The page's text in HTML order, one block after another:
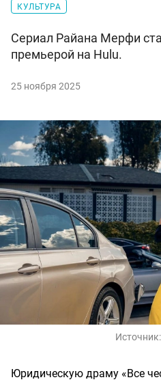
КУЛЬТУРА
Сериал Райана Мерфи
премьерой на Hulu.
25 ноября 2025
Источник:
Юридическую драму «Все